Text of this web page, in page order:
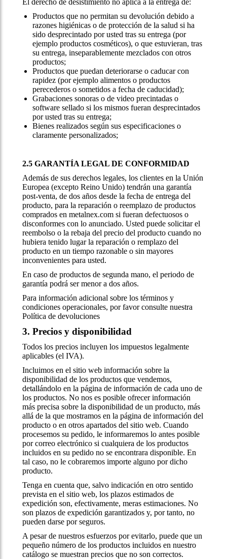
El derecho de desistimiento no aplica a la entrega de:
Productos que no permitan su devolución debido a
razones higiénicas o de protección de la salud si ha
sido desprecintado por usted tras su entrega (por
ejemplo productos cosméticos), o que estuvieran, tras
su entrega, inseparablemente mezclados con otros
productos;
Productos que puedan deteriorarse o caducar con
rapidez (por ejemplo alimentos o productos
perecederos o sometidos a fecha de caducidad);
Grabaciones sonoras o de video precintadas o
software sellado si los mismos fueran desprecintados
por usted tras su entrega;
Bienes realizados según sus especificaciones o
claramente personalizados;
2.5 GARANTÍA LEGAL DE CONFORMIDAD
Además de sus derechos legales, los clientes en la Unión
Europea (excepto Reino Unido) tendrán una garantía
post-venta, de dos años desde la fecha de entrega del
producto, para la reparación o reemplazo de productos
comprados en metalnex.com si fueran defectuosos o
disconformes con lo anunciado. Usted puede solicitar el
reembolso o la rebaja del precio del producto cuando no
hubiera tenido lugar la reparación o remplazo del
producto en un tiempo razonable o sin mayores
inconvenientes para usted.
En caso de productos de segunda mano, el periodo de
garantía podrá ser menor a dos años.
Para información adicional sobre los términos y
condiciones operacionales, por favor consulte nuestra
Política de devoluciones
3. Precios y disponibilidad
Todos los precios incluyen los impuestos legalmente
aplicables (el IVA).
Incluimos en el sitio web información sobre la
disponibilidad de los productos que vendemos,
detallándolo en la página de información de cada uno de
los productos. No nos es posible ofrecer información
más precisa sobre la disponibilidad de un producto, más
allá de la que mostramos en la página de información del
producto o en otros apartados del sitio web. Cuando
procesemos su pedido, le informaremos lo antes posible
por correo electrónico si cualquiera de los productos
incluidos en su pedido no se encontrara disponible. En
tal caso, no le cobraremos importe alguno por dicho
producto.
Tenga en cuenta que, salvo indicación en otro sentido
prevista en el sitio web, los plazos estimados de
expedición son, efectivamente, meras estimaciones. No
son plazos de expedición garantizados y, por tanto, no
pueden darse por seguros.
A pesar de nuestros esfuerzos por evitarlo, puede que un
pequeño número de los productos incluidos en nuestro
catálogo se muestran precios que no son correctos.